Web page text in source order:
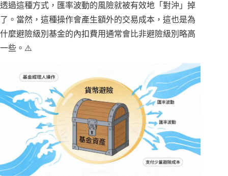
透過這種方式，匯率波動的風險就被有效地「對沖」掉
了。當然，這種操作會產生額外的交易成本，這也是為
什麼避險級別基金的內扣費用通常會比非避險級別略高
一些。⚠️